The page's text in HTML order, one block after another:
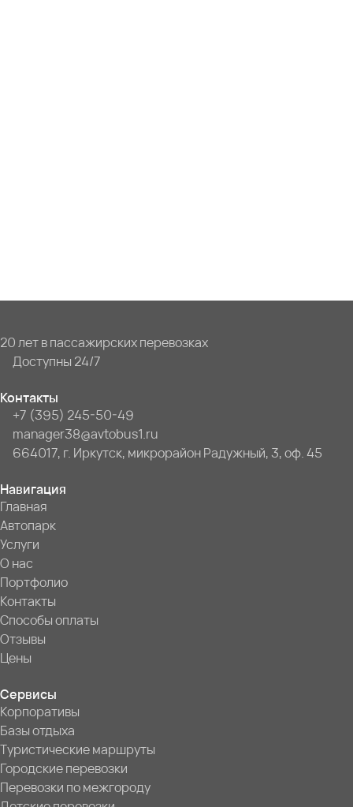
20 лет в пассажирских перевозках
Доступны 24/7
Контакты
+7 (395) 245-50-49
manager38@avtobus1.ru
664017, г. Иркутск, микрорайон Радужный, 3, оф. 45
Навигация
Главная
Автопарк
Услуги
О нас
Портфолио
Контакты
Способы оплаты
Отзывы
Цены
Сервисы
Корпоративы
Базы отдыха
Туристические маршруты
Городские перевозки
Перевозки по межгороду